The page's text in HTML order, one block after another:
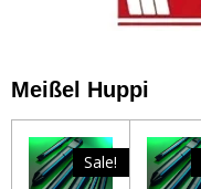
Meißel Huppi
Sale!